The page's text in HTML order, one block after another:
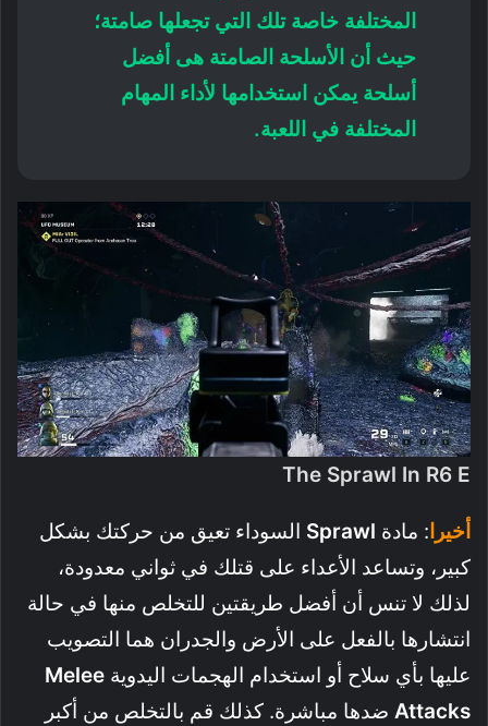
المختلفة خاصة تلك التي تجعلها صامتة؛
حيث أن الأسلحة الصامتة هى أفضل
أسلحة يمكن استخدامها لأداء المهام
المختلفة في اللعبة.
The Sprawl In R6 E
أخيرا : مادة Sprawl السوداء تعيق من حركتك بشكل
كبير، وتساعد الأعداء على قتلك في ثواني معدودة،
لذلك لا تنس أن أفضل طريقتين للتخلص منها في حالة
انتشارها بالفعل على الأرض والجدران هما التصويب
عليها بأي سلاح أو استخدام الهجمات اليدوية Melee
Attacks ضدها مباشرة. كذلك قم بالتخلص من أكبر